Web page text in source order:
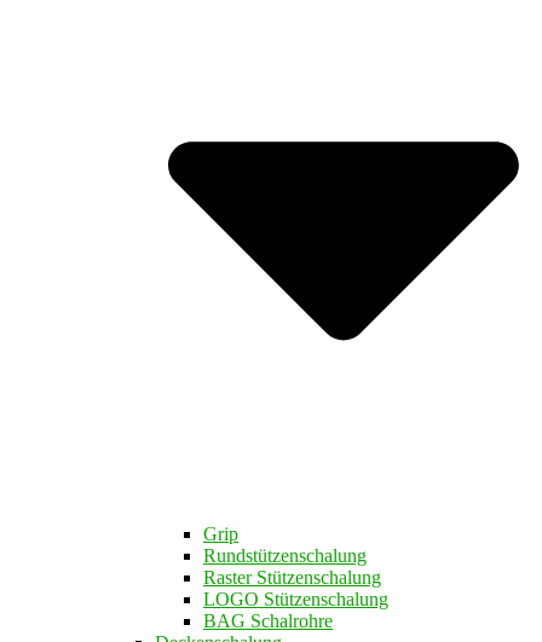
Grip
Rundstützenschalung
Raster Stützenschalung
LOGO Stützenschalung
BAG Schalrohre